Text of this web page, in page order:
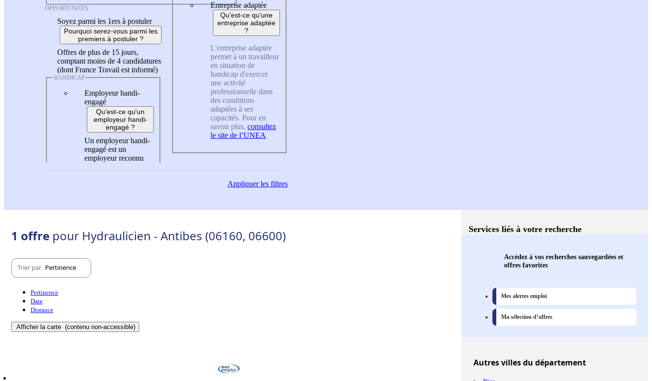
OPPORTUNITÉS
Soyez parmi les 1ers à postuler
Pourquoi serez-vous parmi les
premiers à postuler ?
Offres de plus de 15 jours,
comptant moins de 4 candidatures
(dont France Travail est informé)
HANDICAP
Employeur handi-
engagé
Qu'est-ce qu'un
employeur handi-
engagé ?
Un employeur handi-
engagé est un
employeur reconnu
Entreprise adaptée
Qu'est-ce qu'une
entreprise adaptée
?
L'entreprise adaptée
permet à un travailleur
en situation de
handicap d'exercer
une activité
professionnelle dans
des conditions
adaptées à ses
capacités. Pour en
savoir plus, consultez
le site de l’UNEA.
Appliquerles filtres
1 offre pour Hydraulicien - Antibes (06160, 06600)
Trier par Pertinence
Pertinence
Date
Distance
Afficher la carte (contenu non-accessible)
Services liés à votre recherche
Accédez à vos recherches sauvegardées et
offres favorites
Mes alertes emploi
Ma sélection d’offres
Autresvillesdu département